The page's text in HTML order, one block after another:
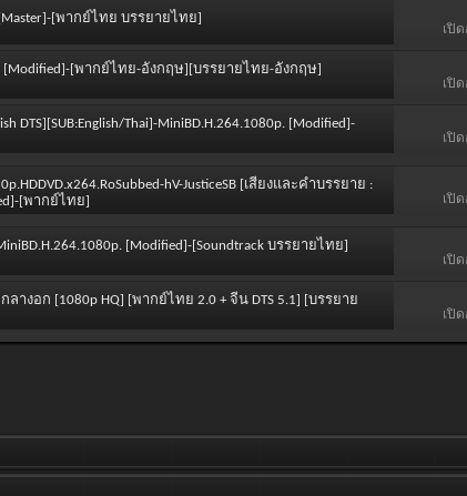
[Master]-[พากย์ไทย บรรยายไทย]
เปิ
[Modified]-[พากย์ไทย-อังกฤษ][บรรยายไทย-อังกฤษ]
เปิ
DTS][SUB:English/Thai]-MiniBD.H.264.1080p. [Modified]-
เปิ
hV-JusticeSB [เสียงและคำบรรยาย :
[พากย์ไทย]
เปิ
[Modified]-[Soundtrack บรรยายไทย]
เปิ
างอก [1080p HQ] [พากย์ไทย 2.0 + จีน DTS 5.1] [บรรยาย
เปิ